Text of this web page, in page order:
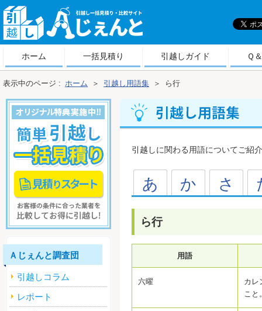
越しＡじぇんと
ホーム 一括見積り 引越しガイド Ｑ
表示中のページ : ホーム ＞ 引越し用語集 ＞ ら行
行 引越し用語集
引越しに関わる用語についてご紹
あ か さ
ら行
用語
六曜
カレ
こと
Ａじぇんと調査団
引越しコラム
レポート